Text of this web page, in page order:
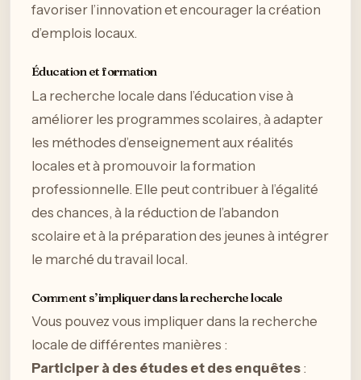
favoriser l’innovation et encourager la création
d’emplois locaux.
Éducation et formation
La recherche locale dans l’éducation vise à
améliorer les programmes scolaires, à adapter
les méthodes d’enseignement aux réalités
locales et à promouvoir la formation
professionnelle. Elle peut contribuer à l’égalité
des chances, à la réduction de l’abandon
scolaire et à la préparation des jeunes à intégrer
le marché du travail local.
Comment s’impliquer dans la recherche locale
Vous pouvez vous impliquer dans la recherche
locale de différentes manières :
Participer à des études et des enquêtes :